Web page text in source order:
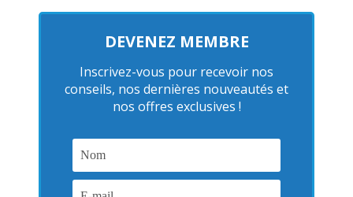
DEVENEZ MEMBRE
Inscrivez-vous pour recevoir nos
conseils, nos dernières nouveautés et
nos offres exclusives !